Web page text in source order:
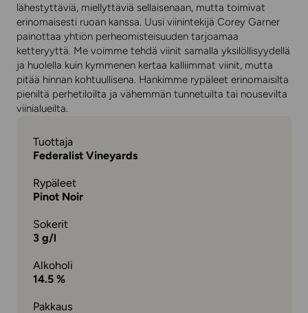
lähestyttäviä, miellyttäviä sellaisenaan, mutta toimivat
erinomaisesti ruoan kanssa. Uusi viinintekijä Corey Garner
painottaa yhtiön perheomisteisuuden tarjoamaa
ketteryyttä. Me voimme tehdä viinit samalla yksilöllisyydellä
ja huolella kuin kymmenen kertaa kalliimmat viinit, mutta
pitää hinnan kohtuullisena. Hankimme rypäleet erinomaisilta
pieniltä perhetiloilta ja vähemmän tunnetuilta tai nousevilta
viinialueilta.
Tuottaja
Federalist Vineyards
Rypäleet
Pinot Noir
Sokerit
3 g/l
Alkoholi
14.5 %
Pakkaus